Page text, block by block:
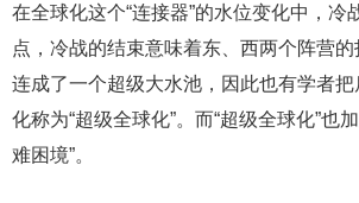
在全球化这个“连接器”的水位变化中，冷
点，冷战的结束意味着东、西两个阵营
连成了一个超级大水池，因此也有学者
化称为“超级全球化”。而“超级全球化”也
难困境”。